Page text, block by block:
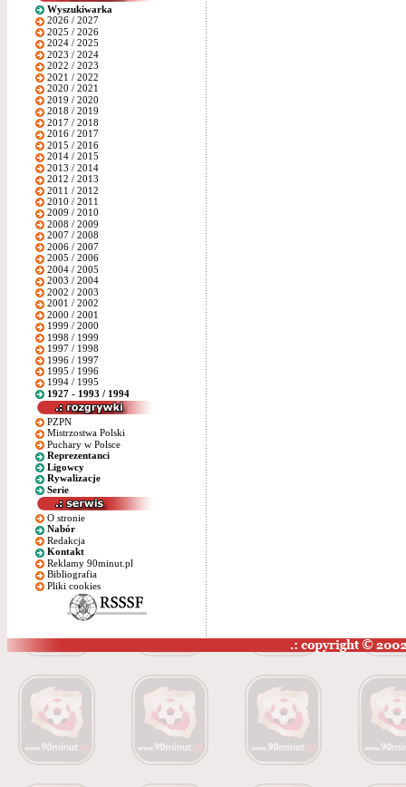
Wyszukiwarka
2026 / 2027
2025 / 2026
2024 / 2025
2023 / 2024
2022 / 2023
2021 / 2022
2020 / 2021
2019 / 2020
2018 / 2019
2017 / 2018
2016 / 2017
2015 / 2016
2014 / 2015
2013 / 2014
2012 / 2013
2011 / 2012
2010 / 2011
2009 / 2010
2008 / 2009
2007 / 2008
2006 / 2007
2005 / 2006
2004 / 2005
2003 / 2004
2002 / 2003
2001 / 2002
2000 / 2001
1999 / 2000
1998 / 1999
1997 / 1998
1996 / 1997
1995 / 1996
1994 / 1995
1927 - 1993 / 1994
PZPN
Mistrzostwa Polski
Puchary w Polsce
Reprezentanci
Ligowcy
Rywalizacje
Serie
O stronie
Nabór
Redakcja
Kontakt
Reklamy 90minut.pl
Bibliografia
Pliki cookies